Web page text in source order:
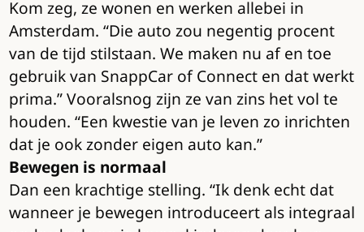
Kom zeg, ze wonen en werken allebei in
Amsterdam. “Die auto zou negentig procent
van de tijd stilstaan. We maken nu af en toe
gebruik van SnappCar of Connect en dat werkt
prima.” Vooralsnog zijn ze van zins het vol te
houden. “Een kwestie van je leven zo inrichten
dat je ook zonder eigen auto kan.”
Bewegen is normaal
Dan een krachtige stelling. “Ik denk echt dat
wanneer je bewegen introduceert als integraal